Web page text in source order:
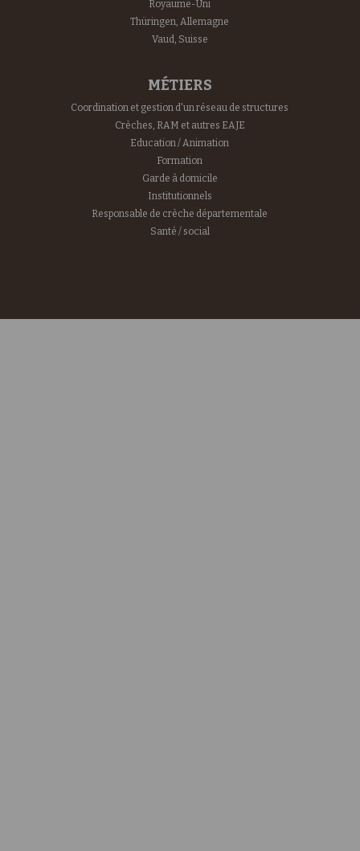
Royaume-Uni
Thüringen, Allemagne
Vaud, Suisse
MÉTIERS
Coordination et gestion d'un réseau de structures
Crèches, RAM et autres EAJE
Education / Animation
Formation
Garde à domicile
Institutionnels
Responsable de crèche départementale
Santé / social